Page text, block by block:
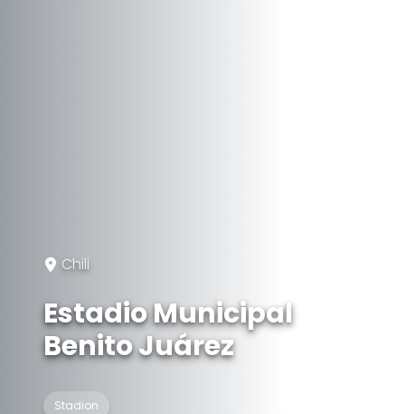
Chili
Estadio Municipal
Benito Juárez
Stadion